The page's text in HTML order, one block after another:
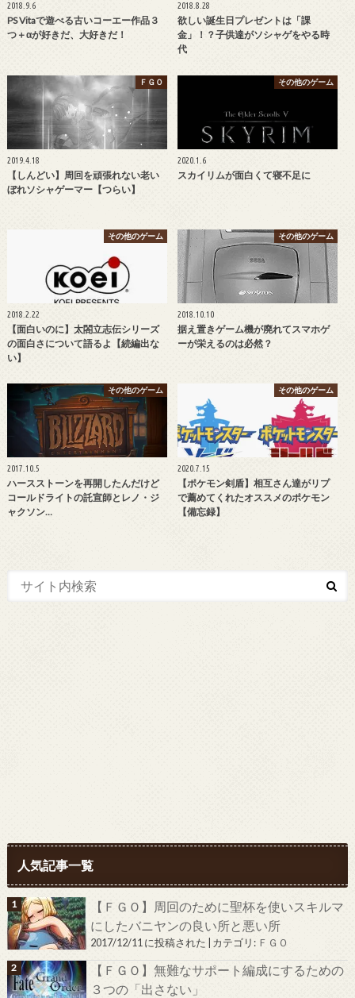
2018.9.6
PS Vitaで遊べる古いコーエー作品３
つ＋αが好きだ、大好きだ！
2018.8.28
欲しい誕生日プレゼントは「課
金」！？子供達がソシャゲをやる時
代
ＦＧＯ
2019.4.18
【しんどい】周回を頑張れない老い
ぼれソシャゲーマー【つらい】
その他のゲーム
2020.1.6
スカイリムが面白くて寝不足に
その他のゲーム
2018.2.22
【面白いのに】太閤立志伝シリーズ
の面白さについて語るよ【続編出な
い】
その他のゲーム
2018.10.10
据え置きゲーム機が廃れてスマホゲ
ーが栄えるのは必然？
その他のゲーム
2017.10.5
ハースストーンを再開したんだけど
コールドライトの託宣師とレノ・ジ
ャクソン…
その他のゲーム
2020.7.15
【ポケモン剣盾】相互さん達がリプ
で薦めてくれたオススメのポケモン
【備忘録】
人気記事一覧
【ＦＧＯ】周回のために聖杯を使いスキルマ
にしたバニヤンの良い所と悪い所
2017/12/11 に投稿された | カテゴリ: ＦＧＯ
【ＦＧＯ】無難なサポート編成にするための
３つの「出さない」